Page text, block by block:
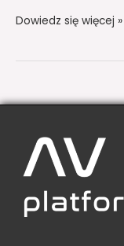
Dowiedz się więcej »